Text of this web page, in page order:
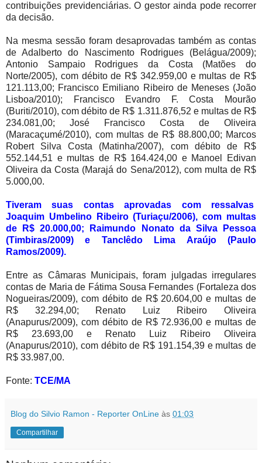
contribuições previdenciárias. O gestor ainda pode recorrer
da decisão.
Na mesma sessão foram desaprovadas também as contas
de Adalberto do Nascimento Rodrigues (Belágua/2009);
Antonio Sampaio Rodrigues da Costa (Matões do
Norte/2005), com débito de R$ 342.959,00 e multas de R$
121.113,00; Francisco Emiliano Ribeiro de Meneses (João
Lisboa/2010); Francisco Evandro F. Costa Mourão
(Buriti/2010), com débito de R$ 1.311.876,52 e multas de R$
234.081,00; José Francisco Costa de Oliveira
(Maracaçumé/2010), com multas de R$ 88.800,00; Marcos
Robert Silva Costa (Matinha/2007), com débito de R$
552.144,51 e multas de R$ 164.424,00 e Manoel Edivan
Oliveira da Costa (Marajá do Sena/2012), com multa de R$
5.000,00.
Tiveram suas contas aprovadas com ressalvas
Joaquim Umbelino Ribeiro (Turiaçu/2006), com multas
de R$ 20.000,00; Raimundo Nonato da Silva Pessoa
(Timbiras/2009) e Tanclêdo Lima Araújo (Paulo
Ramos/2009).
Entre as Câmaras Municipais, foram julgadas irregulares
contas de Maria de Fátima Sousa Fernandes (Fortaleza dos
Nogueiras/2009), com débito de R$ 20.604,00 e multas de
R$ 32.294,00; Renato Luiz Ribeiro Oliveira
(Anapurus/2009), com débito de R$ 72.936,00 e multas de
R$ 23.693,00 e Renato Luiz Ribeiro Oliveira
(Anapurus/2010), com débito de R$ 191.154,39 e multas de
R$ 33.987,00.
Fonte: TCE/MA
Blog do Silvio Ramon - Reporter OnLine às 01:03
Compartilhar